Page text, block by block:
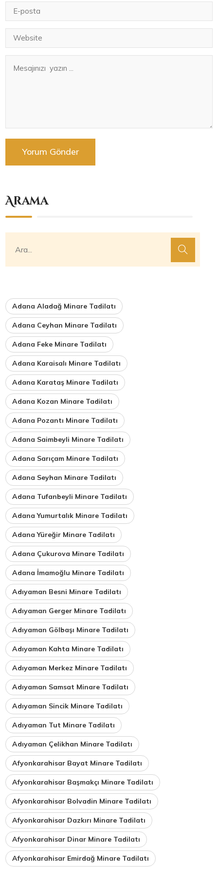
Arama
Adana Aladağ Minare Tadilatı
Adana Ceyhan Minare Tadilatı
Adana Feke Minare Tadilatı
Adana Karaisalı Minare Tadilatı
Adana Karataş Minare Tadilatı
Adana Kozan Minare Tadilatı
Adana Pozantı Minare Tadilatı
Adana Saimbeyli Minare Tadilatı
Adana Sarıçam Minare Tadilatı
Adana Seyhan Minare Tadilatı
Adana Tufanbeyli Minare Tadilatı
Adana Yumurtalık Minare Tadilatı
Adana Yüreğir Minare Tadilatı
Adana Çukurova Minare Tadilatı
Adana İmamoğlu Minare Tadilatı
Adıyaman Besni Minare Tadilatı
Adıyaman Gerger Minare Tadilatı
Adıyaman Gölbaşı Minare Tadilatı
Adıyaman Kahta Minare Tadilatı
Adıyaman Merkez Minare Tadilatı
Adıyaman Samsat Minare Tadilatı
Adıyaman Sincik Minare Tadilatı
Adıyaman Tut Minare Tadilatı
Adıyaman Çelikhan Minare Tadilatı
Afyonkarahisar Bayat Minare Tadilatı
Afyonkarahisar Başmakçı Minare Tadilatı
Afyonkarahisar Bolvadin Minare Tadilatı
Afyonkarahisar Dazkırı Minare Tadilatı
Afyonkarahisar Dinar Minare Tadilatı
Afyonkarahisar Emirdağ Minare Tadilatı